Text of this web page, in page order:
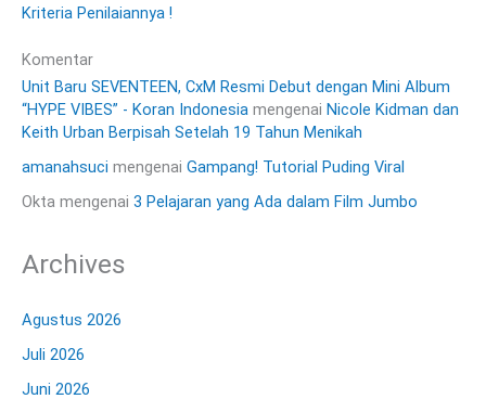
Kriteria Penilaiannya !
Komentar
Unit Baru SEVENTEEN, CxM Resmi Debut dengan Mini Album
“HYPE VIBES” - Koran Indonesia mengenai Nicole Kidman dan
Keith Urban Berpisah Setelah 19 Tahun Menikah
amanahsuci mengenai Gampang! Tutorial Puding Viral
Okta mengenai 3 Pelajaran yang Ada dalam Film Jumbo
Archives
Agustus 2026
Juli 2026
Juni 2026